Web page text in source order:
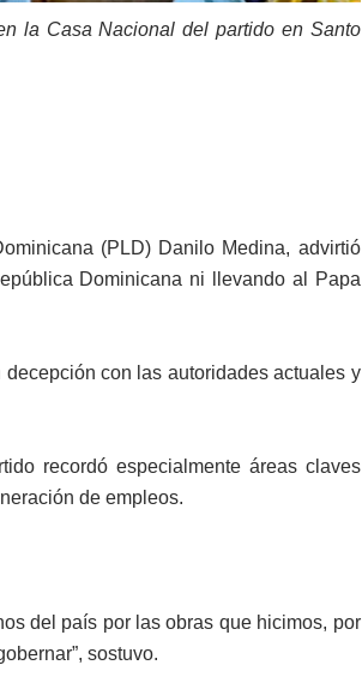
la Casa Nacional del partido en Santo
(PLD) Danilo Medina, advirtió
Dominicana ni llevando al Papa
con las autoridades actuales y
recordó especialmente áreas claves
de empleos.
del país por las obras que hicimos, por
sostuvo.